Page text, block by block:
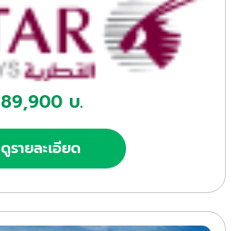
89,900 บ.
ดูรายละเอียด